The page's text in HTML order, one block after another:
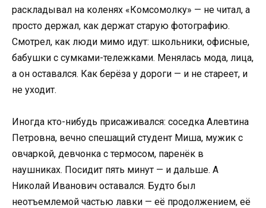
раскладывал на коленях «Комсомолку» — не читал, а
просто держал, как держат старую фотографию.
Смотрел, как люди мимо идут: школьники, офисные,
бабушки с сумками-тележками. Менялась мода, лица,
а он оставался. Как берёза у дороги — и не стареет, и
не уходит.
Иногда кто-нибудь присаживался: соседка Алевтина
Петровна, вечно спешащий студент Миша, мужик с
овчаркой, девчонка с термосом, паренёк в
наушниках. Посидит пять минут — и дальше. А
Николай Иванович оставался. Будто был
неотъемлемой частью лавки — её продолжением, её